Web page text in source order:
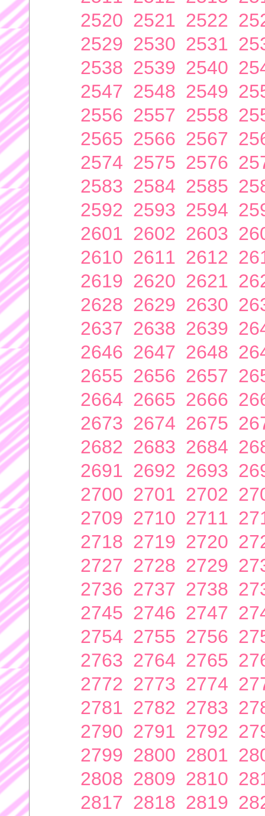
2520 2521 2522
2529 2530 2531
2538 2539 2540
2547 2548 2549
2556 2557 2558
2565 2566 2567
2574 2575 2576
2583 2584 2585
2592 2593 2594
2601 2602 2603
2610 2611 2612
2619 2620 2621
2628 2629 2630
2637 2638 2639
2646 2647 2648
2655 2656 2657
2664 2665 2666
2673 2674 2675
2682 2683 2684
2691 2692 2693
2700 2701 2702
2709 2710 2711
2718 2719 2720
2727 2728 2729
2736 2737 2738
2745 2746 2747
2754 2755 2756
2763 2764 2765
2772 2773 2774
2781 2782 2783
2790 2791 2792
2799 2800 2801
2808 2809 2810
2817 2818 2819